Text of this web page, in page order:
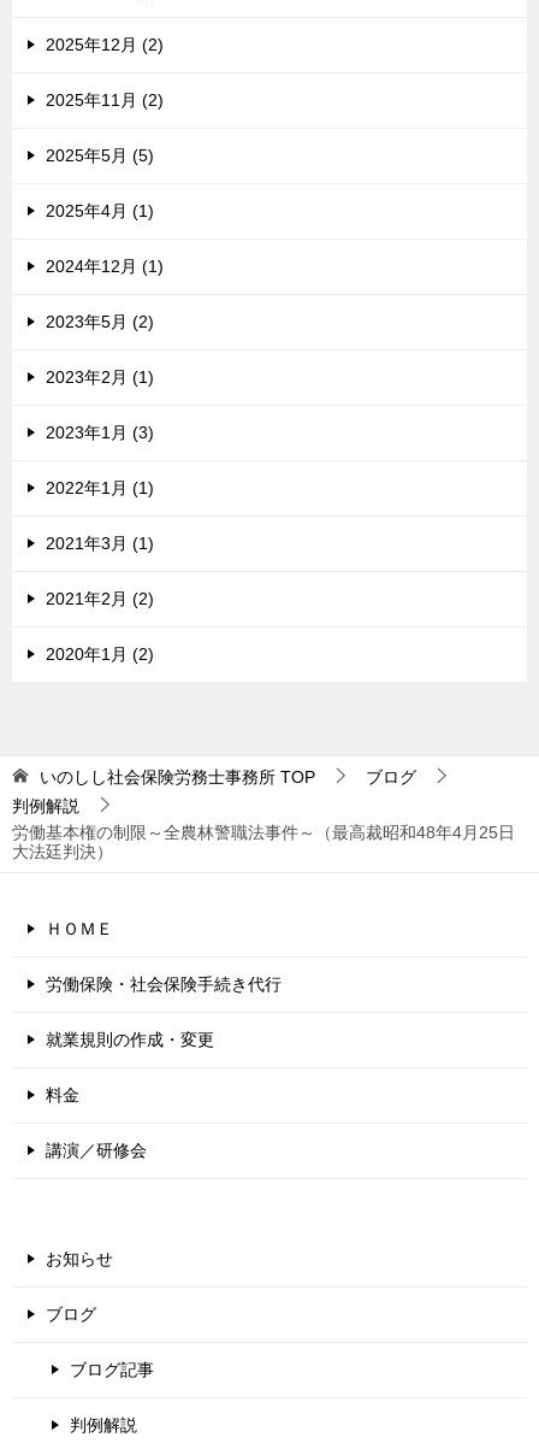
2025年12月 (2)
2025年11月 (2)
2025年5月 (5)
2025年4月 (1)
2024年12月 (1)
2023年5月 (2)
2023年2月 (1)
2023年1月 (3)
2022年1月 (1)
2021年3月 (1)
2021年2月 (2)
2020年1月 (2)
いのしし社会保険労務士事務所 TOP
ブログ
判例解説
労働基本権の制限～全農林警職法事件～（最高裁昭和48年4月25日
大法廷判決）
ＨＯＭＥ
労働保険・社会保険手続き代行
就業規則の作成・変更
料金
講演／研修会
お知らせ
ブログ
ブログ記事
判例解説